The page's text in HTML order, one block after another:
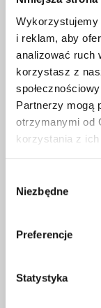
Wykorzystujemy
i reklam, aby
analizować ruch
korzystasz z
Partnerzy mogą
otrzymanymi od
korzystania z ich
zgody
Niezbędne
Preferencje
Statystyka
Kör
det
ASPROVA APS
Kostnad,
flaskhalsar
av
passar ditt